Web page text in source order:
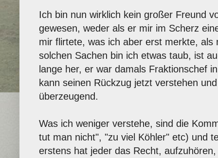
Ich bin nun wirklich kein großer Freund
gewesen, weder als er mir im Scherz
mir flirtete, was ich aber erst merkte, als
solchen Sachen bin ich etwas taub, ist
lange her, er war damals Fraktionschef
kann seinen Rückzug jetzt verstehen
überzeugend.
Was ich weniger verstehe, sind die
tut man nicht", "zu viel Köhler" etc) und
erstens hat jeder das Recht,